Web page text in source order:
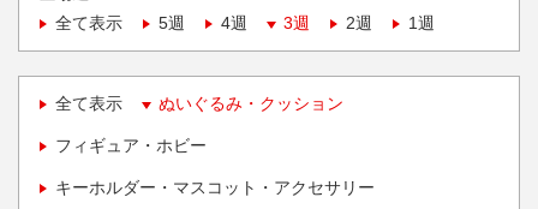
全て表示
5週 4週 3週 2週 1週
全て表示 ぬいぐるみ・クッション
フィギュア・ホビー
キーホルダー・マスコット・アクセサリー